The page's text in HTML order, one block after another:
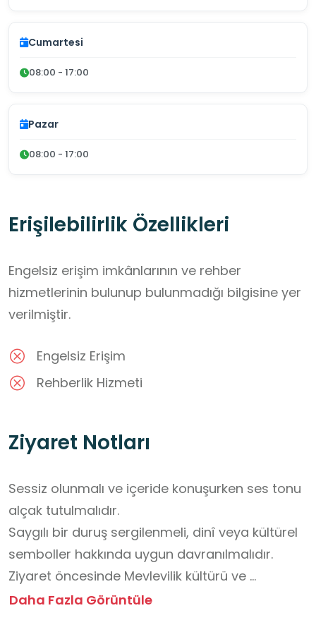
Cumartesi
08:00 - 17:00
Pazar
08:00 - 17:00
Erişilebilirlik Özellikleri
Engelsiz erişim imkânlarının ve rehber
hizmetlerinin bulunup bulunmadığı bilgisine yer
verilmiştir.
Engelsiz Erişim
Rehberlik Hizmeti
Ziyaret Notları
Sessiz olunmalı ve içeride konuşurken ses tonu
alçak tutulmalıdır.
Saygılı bir duruş sergilenmeli, dinî veya kültürel
semboller hakkında uygun davranılmalıdır.
Ziyaret öncesinde Mevlevilik kültürü ve
Mevlevihanelerin işlevi hakkında kısa bir bilgi
Daha Fazla Görüntüle